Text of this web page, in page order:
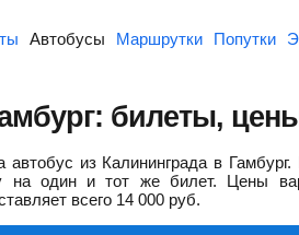
Автобусы Маршрутки Попутки
билеты,
из Калининграда в Гамбург.
на один и тот же билет. Цены
всего 14 000 руб.